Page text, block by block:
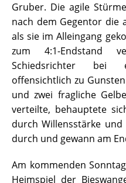
Gruber. Die agile
nach dem Gegentor die
als sie im Alleingang
zum 4:1-Endstand
Schiedsrichter bei
offensichtlich zu
und zwei fragliche
verteilte, behauptete
durch Willensstärke
durch und gewann am
Am kommenden
Heimspiel der